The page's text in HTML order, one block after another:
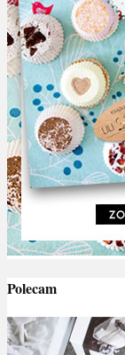
Polecam